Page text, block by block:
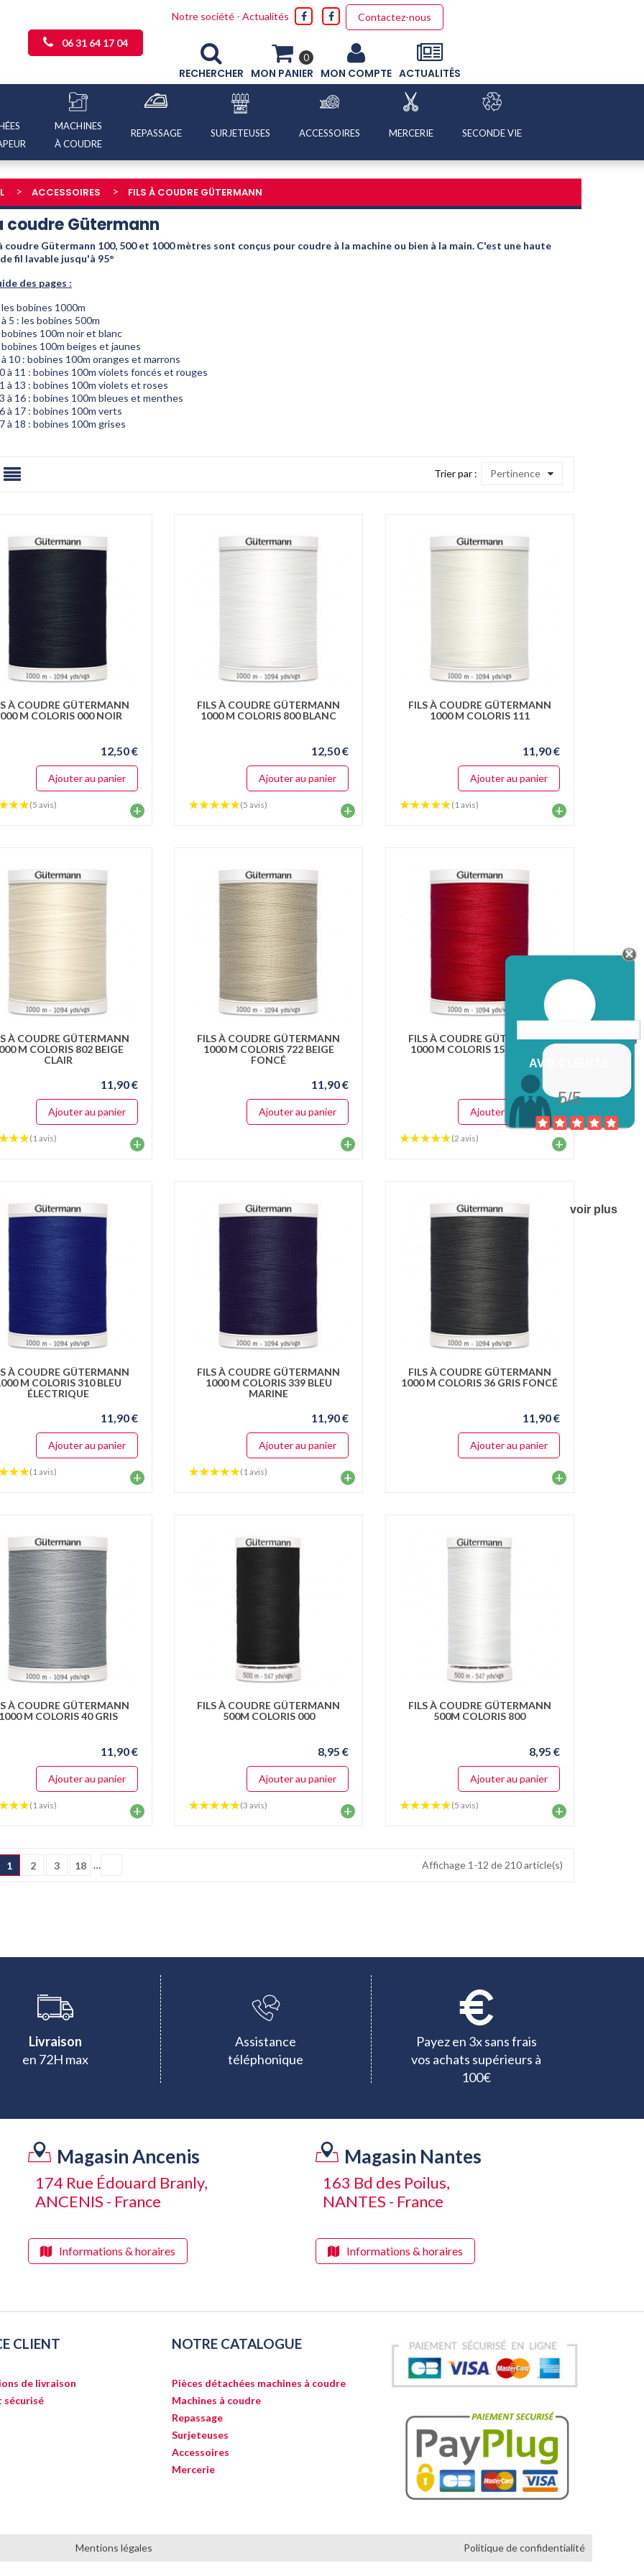
06 31 64 17 04
Notre société - Actualités Contactez-nous
RECHERCHER
0
MON PANIER MON COMPTE ACTUALITÉS
MACHINES
À COUDRE
REPASSAGE SURJETEUSES ACCESSOIRES MERCERIE SECONDE VIE
SINGER
LE 12 MAI, 2026
ACCESSOIRES FILS À COUDRE GÜTERMANN
coudre Gütermann
coudre Gütermann 100, 500 et 1000 mètres sont conçus pour coudre à la machine ou bien à la main. C'est une haute
fil lavable jusqu'à 95°
des pages :
bobines 1000m
5 : les bobines 500m
bobines 100m noir et blanc
bobines 100m beiges et jaunes
10 : bobines 100m oranges et marrons
à 11 : bobines 100m violets foncés et rouges
à 13 : bobines 100m violets et roses
à 16 : bobines 100m bleues et menthes
à 17 : bobines 100m verts
à 18 : bobines 100m grises
Trier par : Pertinence
À COUDRE GÜTERMANN
M COLORIS 000 NOIR
12,50 €
Ajouter au panier
(5 avis) +
FILS À COUDRE GÜTERMANN
1000 M COLORIS 800 BLANC
12,50 €
Ajouter au panier
(5 avis) +
FILS À COUDRE GÜTERMANN
1000 M COLORIS 111
11,90 €
Ajouter au panier
(1 avis) +
À COUDRE GÜTERMANN
M COLORIS 802 BEIGE
CLAIR
11,90 €
Ajouter au panier
(1 avis) +
FILS À COUDRE GÜTERMANN
1000 M COLORIS 722 BEIGE
FONCÉ
11,90 €
Ajouter au panier
+
FILS À COUDRE GÜTERMANN
1000 M COLORIS 156 ROUGE
11,90 €
Ajouter au panier
(2 avis) +
À COUDRE GÜTERMANN
M COLORIS 310 BLEU
ÉLECTRIQUE
11,90 €
Ajouter au panier
(1 avis) +
FILS À COUDRE GÜTERMANN
1000 M COLORIS 339 BLEU
MARINE
11,90 €
Ajouter au panier
(1 avis) +
FILS À COUDRE GÜTERMANN
1000 M COLORIS 36 GRIS FONCÉ
11,90 €
Ajouter au panier
+
À COUDRE GÜTERMANN
M COLORIS 40 GRIS
11,90 €
Ajouter au panier
(1 avis) +
FILS À COUDRE GÜTERMANN
500M COLORIS 000
8,95 €
Ajouter au panier
(3 avis) +
FILS À COUDRE GÜTERMANN
500M COLORIS 800
8,95 €
Ajouter au panier
(5 avis) +
1 2 3 …
18 Affichage 1-12 de 210 article(s)
Livraison
en 72H max
Assistance
téléphonique
Payez en 3x sans frais
vos achats supérieurs à
100€
Magasin Ancenis
174 Rue Édouard Branly,
ANCENIS - France
Informations & horaires
Magasin Nantes
163 Bd des Poilus,
NANTES - France
Informations & horaires
CLIENT
de livraison
sécurisé
NOTRE CATALOGUE
Pièces détachées machines à coudre
Machines à coudre
Repassage
Surjeteuses
Accessoires
Mercerie
Mentions légales Politique de confidentialité
AVIS CLIENTS
5/5
voir plus